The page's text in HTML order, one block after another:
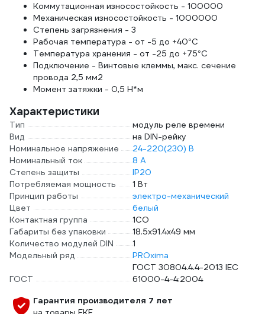
Коммутационная износостойкость - 100000
Механическая износостойкость - 1000000
Степень загрязнения - 3
Рабочая температура - от -5 до +40°С
Температура хранения - от -25 до +75°С
Подключение - Винтовые клеммы, макс. сечение
провода 2,5 мм2
Момент затяжки - 0,5 Н*м
Характеристики
Тип
модуль реле времени
Вид
на DIN-рейку
Номинальное напряжение
24-220(230) В
Номинальный ток
8 А
Степень защиты
IP20
Потребляемая мощность
1 Вт
Принцип работы
электро-механический
Цвет
белый
Контактная группа
1CO
Габариты без упаковки
18.5х91.4х49 мм
Количество модулей DIN
1
Модельный ряд
PROxima
ГОСТ
ГОСТ 30804.4.4-2013 IEC
61000-4-4:2004
Гарантия производителя 7 лет